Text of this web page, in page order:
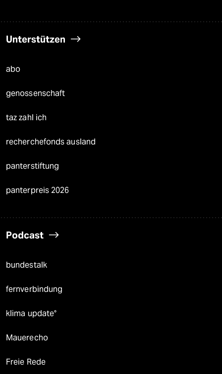
Unterstützen
abo
genossenschaft
taz zahl ich
recherchefonds ausland
panterstiftung
panterpreis 2026
Podcast
bundestalk
fernverbindung
klima update°
Mauerecho
Freie Rede